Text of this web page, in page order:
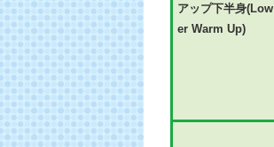
アップ下半身(Low
er Warm Up)